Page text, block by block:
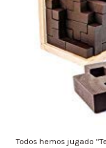
Todos hemos jugado